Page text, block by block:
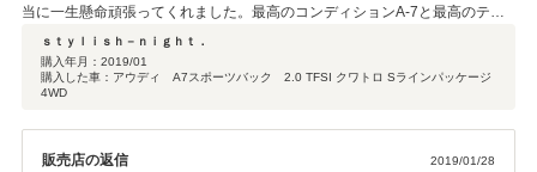
当に一生懸命頑張ってくれました。最高のコンディションA-7と最高のテン
ション担当の方に出会い…無事アウディA-7オーナーになりました。アウデ
ィは3台目ですが最良のA-7に出会えました！アウディが気になる方はこちら
のSHOPに問い合わせて見て下さい。担当のMさん！これからも宜しくお願
ｓｔｙｌｉｓｈ－ｎｉｇｈｔ．
購入年月： 2019/01
購入した車：アウディ A7スポーツバック 2.0 TFSI クワトロ Sラインパッケージ
4WD
販売店の返信 2019/01/28